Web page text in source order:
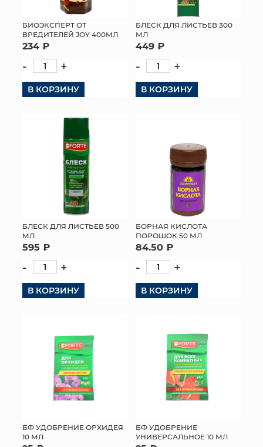
БИОЭКСПЕРТ ОТ
ВРЕДИТЕЛЕЙ JOY 400МЛ
234 ₽
- +
В КОРЗИНУ
БЛЕСК ДЛЯ ЛИСТЬЕВ 300
МЛ
449 ₽
- +
В КОРЗИНУ
БЛЕСК ДЛЯ ЛИСТЬЕВ 500
МЛ
595 ₽
- +
В КОРЗИНУ
БОРНАЯ КИСЛОТА
ПОРОШОК 50 МЛ
84.50 ₽
- +
В КОРЗИНУ
БФ УДОБРЕНИЕ ОРХИДЕЯ
10 МЛ
БФ УДОБРЕНИЕ
УНИВЕРСАЛЬНОЕ 10 МЛ